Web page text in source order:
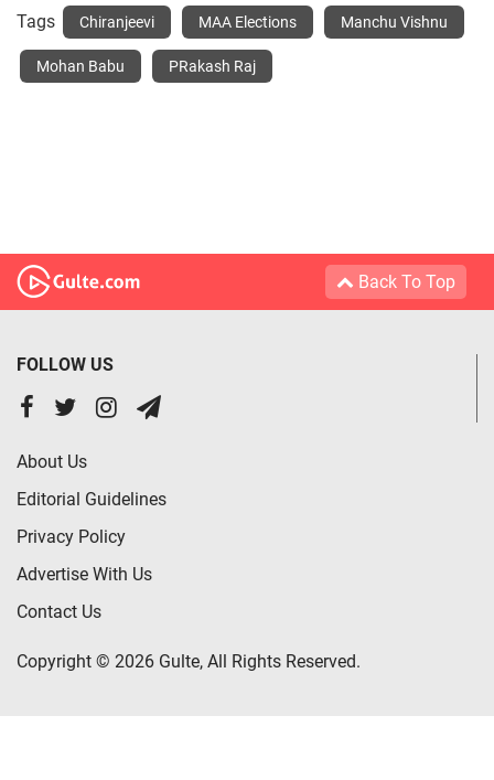
Tags Chiranjeevi MAA Elections Manchu Vishnu
Mohan Babu PRakash Raj
Back To Top
FOLLOW US
About Us
Editorial Guidelines
Privacy Policy
Advertise With Us
Contact Us
Copyright © 2026 Gulte, All Rights Reserved.